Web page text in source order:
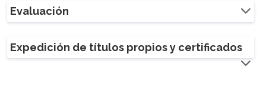
Evaluación
Expedición de títulos propios y certificados